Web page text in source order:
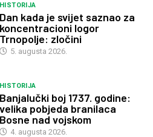
HISTORIJA
Dan kada je svijet saznao za
koncentracioni logor
Trnopolje: zločini
5. augusta 2026.
HISTORIJA
Banjalučki boj 1737. godine:
velika pobjeda branilaca
Bosne nad vojskom
4. augusta 2026.